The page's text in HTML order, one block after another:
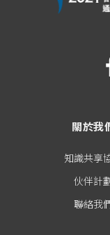
關於我
知識共享
伙伴計
聯絡我